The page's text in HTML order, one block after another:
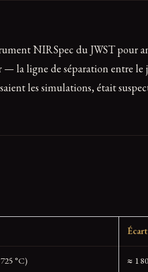
NIRSpec du JWST pour
— la ligne de séparation entre
les simulations, était
Écart
°C) ≈ 1